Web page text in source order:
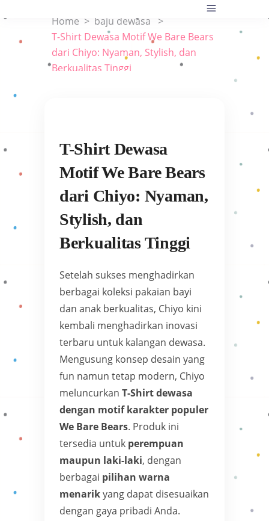
Home > baju dewasa >
T-Shirt Dewasa Motif We Bare Bears
dari Chiyo: Nyaman, Stylish, dan
Berkualitas Tinggi
T-Shirt Dewasa
Motif We Bare Bears
dari Chiyo: Nyaman,
Stylish, dan
Berkualitas Tinggi
Setelah sukses menghadirkan
berbagai koleksi pakaian bayi
dan anak berkualitas, Chiyo kini
kembali menghadirkan inovasi
terbaru untuk kalangan dewasa.
Mengusung konsep desain yang
fun namun tetap modern, Chiyo
meluncurkan T-Shirt dewasa
dengan motif karakter populer
We Bare Bears. Produk ini
tersedia untuk perempuan
maupun laki-laki, dengan
berbagai pilihan warna
menarikyang dapat disesuaikan
dengan gaya pribadi Anda.